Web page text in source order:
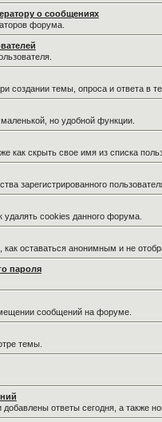
о сообщениях
форума.
создании темы, опроса и ответа в
но удобной функции.
как скрыть свое имя из списка
зарегистрированного
cookies данного форума.
оставаться анонимным и не
пароля
сообщений на форуме.
темы.
ответы сегодня, а также